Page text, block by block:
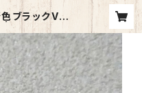
ブラックVer.
| 白崎映美公式